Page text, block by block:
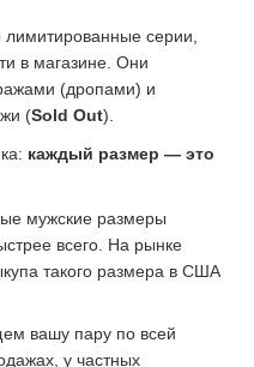
серии,
в магазине. Они
(дропами) и
(Sold Out).
каждый размер — это
мужские размеры
всего. На рынке
такого размера в США
вашу пару по всей
у частных